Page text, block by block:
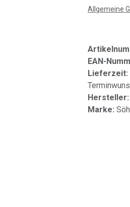
Allgemeine
EAN-
Lieferzeit:
Hersteller:
Marke: